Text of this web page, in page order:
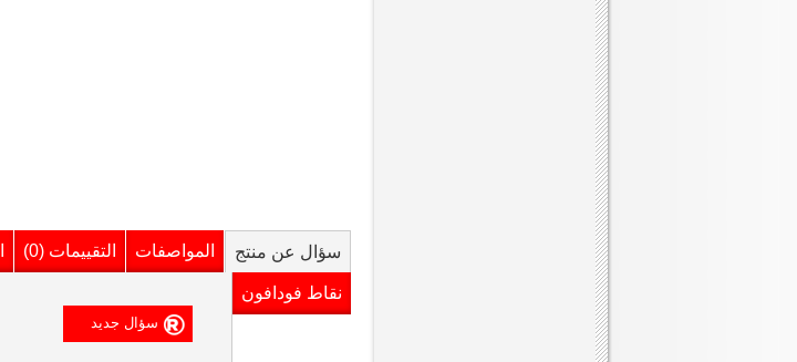
سؤال عن منتج المواصفات التقييمات (0)
نقاط فودافون